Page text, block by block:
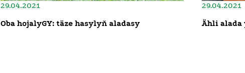
29.04.2021
Oba hojalyGY: täze hasylyň aladasy
29.04.2021
Ähli alada